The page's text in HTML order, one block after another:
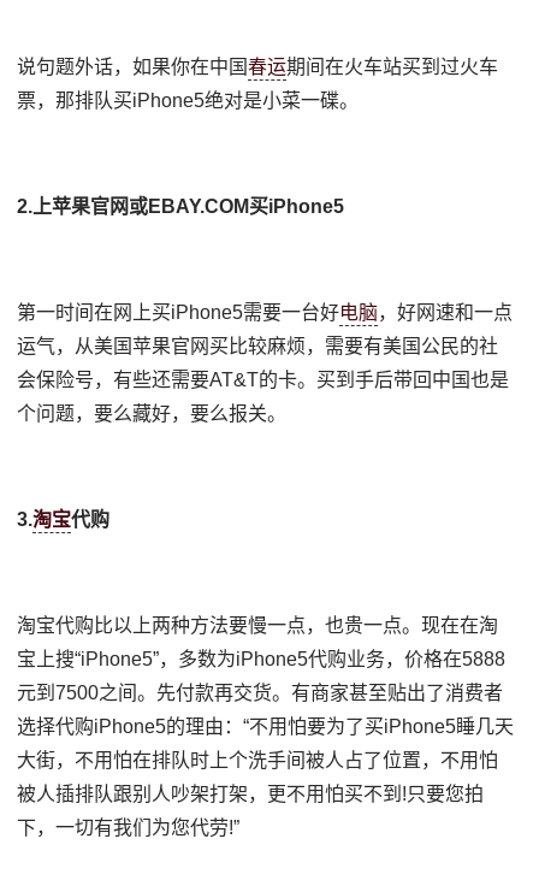
说句题外话，如果你在中国春运期间在火车站买到过火车
票，那排队买iPhone5绝对是小菜一碟。
2.上苹果官网或EBAY.COM买iPhone5
第一时间在网上买iPhone5需要一台好电脑，好网速和一点
运气，从美国苹果官网买比较麻烦，需要有美国公民的社
会保险号，有些还需要AT&T的卡。买到手后带回中国也是
个问题，要么藏好，要么报关。
3.淘宝代购
淘宝代购比以上两种方法要慢一点，也贵一点。现在在淘
宝上搜“iPhone5”，多数为iPhone5代购业务，价格在5888
元到7500之间。先付款再交货。有商家甚至贴出了消费者
选择代购iPhone5的理由：“不用怕要为了买iPhone5睡几天
大街，不用怕在排队时上个洗手间被人占了位置，不用怕
被人插排队跟别人吵架打架，更不用怕买不到!只要您拍
下，一切有我们为您代劳!”